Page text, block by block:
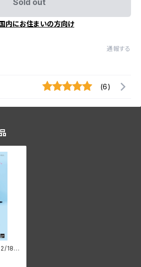
Sold out
内にお住まいの方向け
通報する
(6)
18 I
ドス